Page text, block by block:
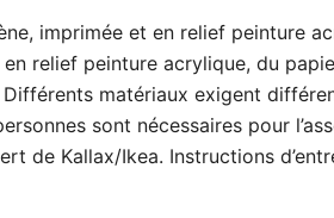
imprimée et en relief peinture
relief peinture acrylique, du
matériaux exigent
sont nécessaires pour
de Kallax/Ikea. Instructions